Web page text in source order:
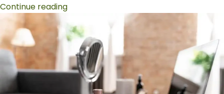
Continue reading